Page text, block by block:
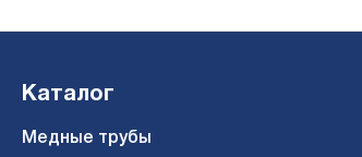
Каталог
Медные трубы